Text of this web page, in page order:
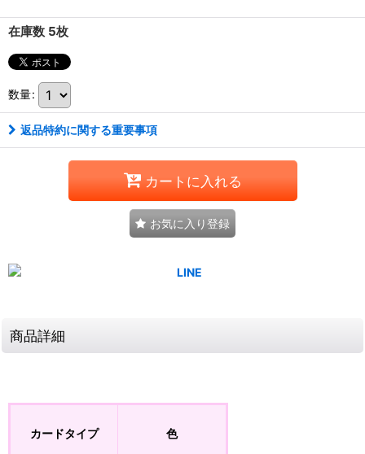
在庫数 5枚
数量:
返品特約に関する重要事項
カートに入れる
お気に入り登録
商品詳細
カードタイプ 色